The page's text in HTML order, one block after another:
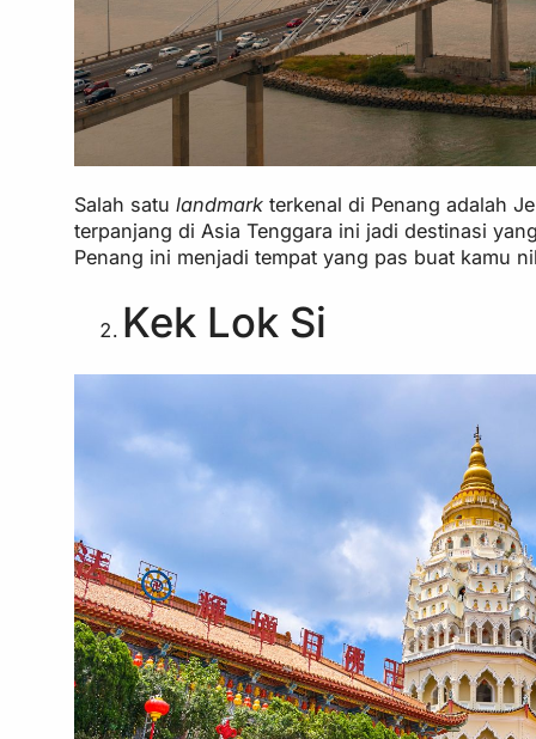
Salah satulandmark terkenal di Penang adalah
terpanjang di Asia Tenggara ini jadi destinasi
Penang ini menjadi tempat yang pas buat kamu
Kek Lok Si